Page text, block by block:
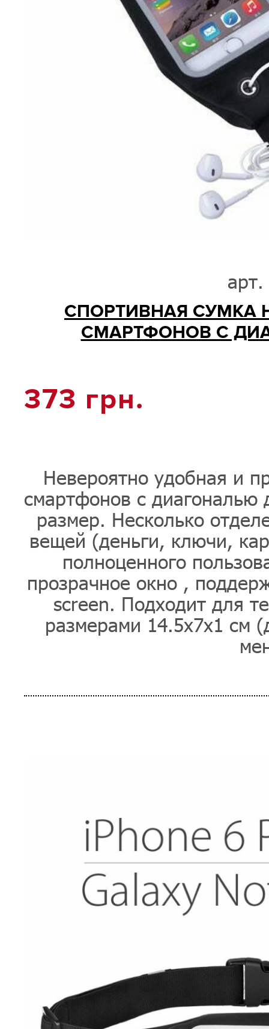
СПОРТИВНАЯ СУМКА
СМАРТФОНОВ С
373 грн.
Невероятно удобная и
смартфонов с
размер. Несколько
вещей (деньги, ключи,
полноценного
прозрачное окно ,
screen. Подходит для
размерами 14.5х7х1 см